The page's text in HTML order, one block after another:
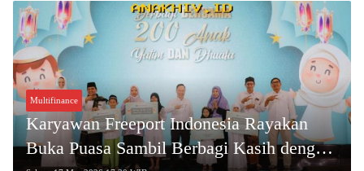
Multifinance
Karyawan Freeport Indonesia Rayakan
Buka Puasa Sambil Berbagi Kasih dengan